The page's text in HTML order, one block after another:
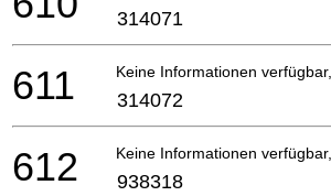
314071
Keine Informationen
611 314072
Keine Informationen
612 938318